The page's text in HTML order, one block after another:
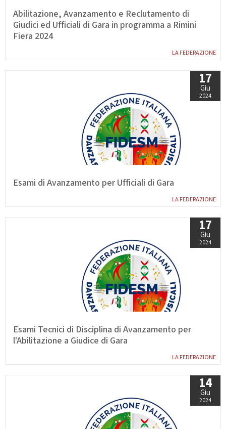
LA FEDERAZIONE
Abilitazione, Avanzamento e Reclutamento di
Giudici ed Ufficiali di Gara in programma a Rimini
Fiera 2024
17
Giu
2024
LA FEDERAZIONE
Esami di Avanzamento per Ufficiali di Gara
17
Giu
2024
LA FEDERAZIONE
Esami Tecnici di Disciplina di Avanzamento per
l'Abilitazione a Giudice di Gara
14
Giu
2024